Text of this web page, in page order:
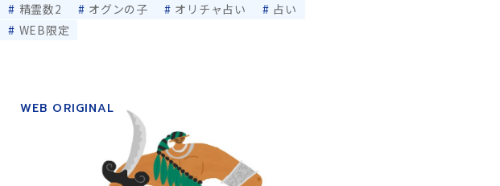
精霊数2 オグンの子 オリチャ占い
占い
WEB限定
WEB ORIGINAL